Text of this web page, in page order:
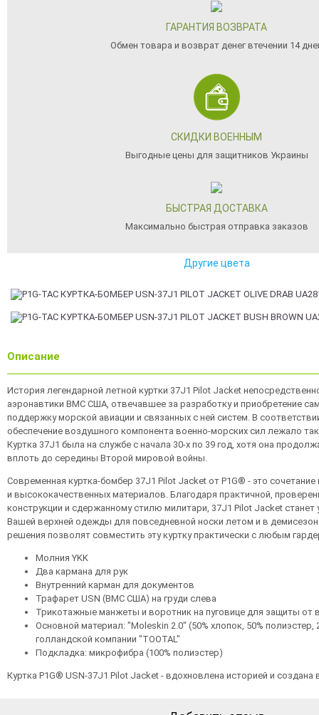
ГАРАНТИЯ ВОЗВРАТА
Обмен товара и возврат денег втечении 14
СКИДКИ ВОЕННЫМ
Выгодные цены для защитников Украины
БЫСТРАЯ ДОСТАВКА
Максимально быстрая отправка заказов
Другие цвета
Описание
История легендарной летной куртки 37J1 Pilot Jacket
аэронавтики ВМС США, отвечавшее за разработку и приобретение
поддержку морской авиации и связанных с ней систем. В
обеспечение воздушного компонента военно-морских сил лежало
Куртка 37J1 была на службе с начала 30-х по 39 год, хотя она
вплоть до середины Второй мировой войны.
Современная куртка-бомбер 37J1 Pilot Jacket от P1G® - это сочетание
и высококачественных материалов. Благодаря практичной,
конструкции и сдержанному стилю милитари, 37J1 Pilot Jacket
Вашей верхней одежды для повседневной носки летом и в
решения позволят совместить эту куртку практически с любым
Молния YKK
Два кармана для рук
Внутренний карман для документов
Трафарет USN (ВМС США) на груди слева
Трикотажные манжеты и воротник на пуговице для защиты от
Основной материал: "Moleskin 2.0" (50% хлопок, 50% полиэстер,
голландской компании "TOOTAL"
Подкладка: микрофибра (100% полиэстер)
Куртка P1G® USN-37J1 Pilot Jacket - вдохновлена историей и создана